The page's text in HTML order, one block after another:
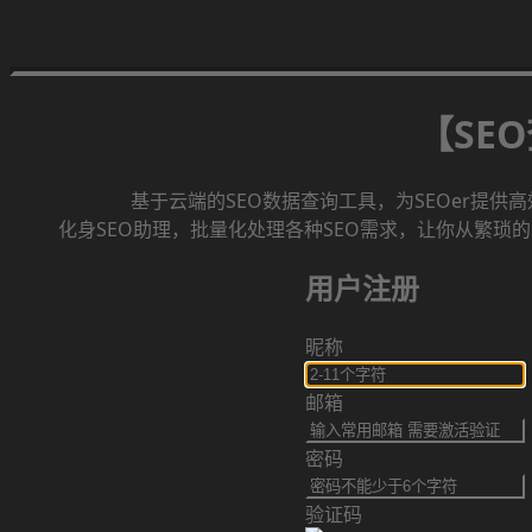
【
基于云端的SEO数据查询工具，为SEOer提供
化身SEO助理，批量化处理各种SEO需求，让你从繁琐
用户注册
昵称
邮箱
密码
验证码